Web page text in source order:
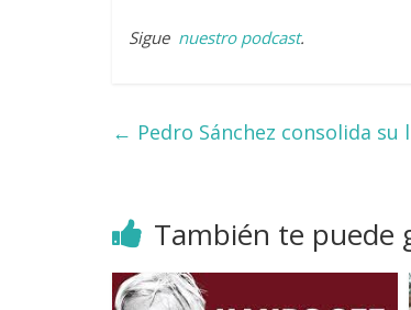
Sigue nuestro podcast.
← Pedro Sánchez consolida su
También te puede